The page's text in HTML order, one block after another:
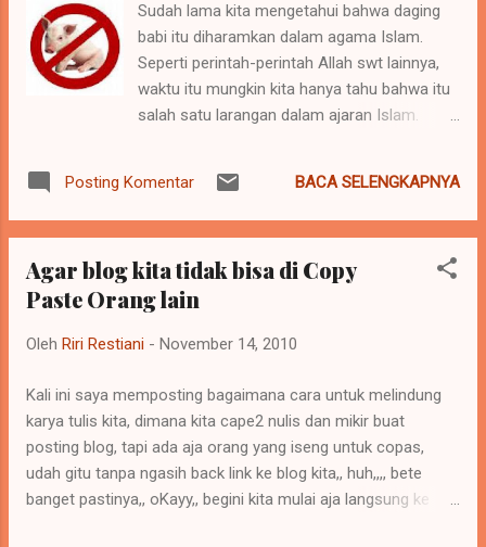
tersebut memiliki alamat sumber yang tidak menunjukkan
sistem aktual. Ketika target menerima paket SYN yang telah
dimodifikasi tersebut, target akan merespo...
Sudah lama kita mengetahui bahwa daging
babi itu diharamkan dalam agama Islam.
Seperti perintah-perintah Allah swt lainnya,
waktu itu mungkin kita hanya tahu bahwa itu
salah satu larangan dalam ajaran Islam.
melarang segala macam darah. Analisis
kimia dari darah menunjukkan adanya
urat), suatu senyawa kimia yang bisa
berbahaya bagi kesehatan manusia. Dalam
sebagai kotoran, dan dalam kenyataannya
dari dalam darah oleh ginjal, dan dibuang
keluar tubuh melalui air seni. Maka dari itu,
tidak heran jika Islam sangat menghargai
metode prosedur khusus dalam
penyembelihan hewan. Sseorang
Posting Komentar BACA SELENGKAPNYA
Agar blog kita tidak bisa di Copy
Paste Orang lain
Oleh Riri Restiani - November 14, 2010
Kali ini saya memposting bagaimana cara untuk melindung
karya tulis kita, dimana kita cape2 nulis dan mikir buat
posting blog, tapi ada aja orang yang iseng untuk copas,
udah gitu tanpa ngasih back link ke blog kita,, huh,,,, bete
banget pastinya,, oKayy,, begini kita mulai aja langsung ke